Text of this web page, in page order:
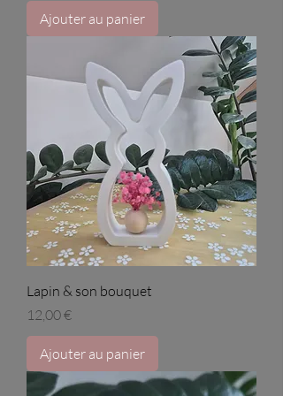
Ajouter au panier
Lapin & son bouquet
Prix
12,00 €
Ajouter au panier